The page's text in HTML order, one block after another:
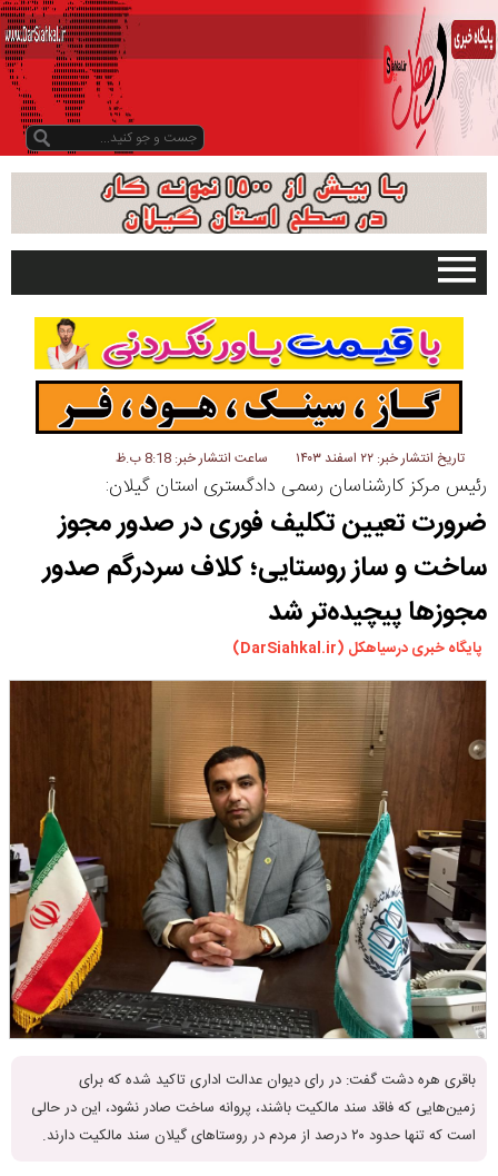
صفحه اصلی
تبلیغات در سایت
گیلان
سیاهکل
دیلمان
روستاها
ورزشی
سیاسی
چندرسانه ای
مسیر گردشگری دیلمان
درباره ما
تاریخ انتشار خبر: ۲۲ اسفند ۱۴۰۳ ساعت انتشار خبر: 8:18 ب.ظ
رئیس مرکز کارشناسان رسمی دادگستری استان گیلان:
ضرورت تعیین تکلیف فوری در صدور مجوز
ساخت و ساز روستایی؛ کلاف سردرگم صدور
مجوزها پیچیده‌تر شد
پایگاه خبری درسیاهکل (DarSiahkal.ir)
باقری هره دشت گفت: در رای دیوان عدالت اداری تاکید شده که برای
زمین‌هایی که فاقد سند مالکیت باشند، پروانه ساخت صادر نشود، این در حالی
است که تنها حدود ۲۰ درصد از مردم در روستاهای گیلان سند مالکیت دارند.